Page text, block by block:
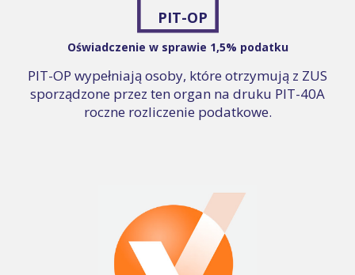
PIT-OP
Oświadczenie w sprawie 1,5% podatku
PIT-OP wypełniają osoby, które otrzymują z ZUS
sporządzone przez ten organ na druku PIT-40A
roczne rozliczenie podatkowe.